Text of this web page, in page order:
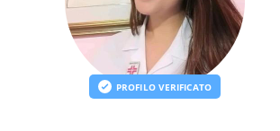
PROFILO VERIFICATO